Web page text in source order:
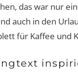
das war nur
auch in den
für Kaffee und